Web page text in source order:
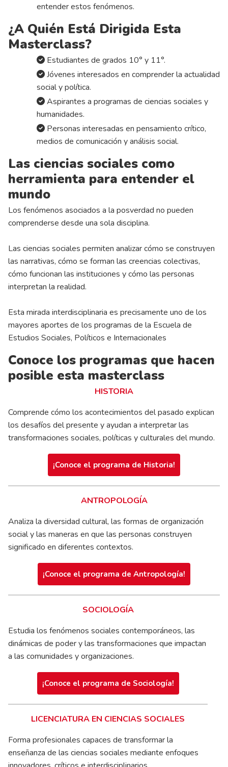
entender estos fenómenos.
¿A Quién Está Dirigida Esta
Masterclass?
Estudiantes de grados 10° y 11°.
Jóvenes interesados en comprender la actualidad
social y política.
Aspirantes a programas de ciencias sociales y
humanidades.
Personas interesadas en pensamiento crítico,
medios de comunicación y análisis social.
Las ciencias sociales como
herramienta para entender el
mundo
Los fenómenos asociados a la posverdad no pueden
comprenderse desde una sola disciplina.
Las ciencias sociales permiten analizar cómo se construyen
las narrativas, cómo se forman las creencias colectivas,
cómo funcionan las instituciones y cómo las personas
interpretan la realidad.
Esta mirada interdisciplinaria es precisamente uno de los
mayores aportes de los programas de la Escuela de
Estudios Sociales, Políticos e Internacionales
Conoce los programas que hacen
posible esta masterclass
HISTORIA
Comprende cómo los acontecimientos del pasado explican
los desafíos del presente y ayudan a interpretar las
transformaciones sociales, políticas y culturales del mundo.
¡Conoce el programa de Historia!
ANTROPOLOGÍA
Analiza la diversidad cultural, las formas de organización
social y las maneras en que las personas construyen
significado en diferentes contextos.
¡Conoce el programa de Antropología!
SOCIOLOGÍA
Estudia los fenómenos sociales contemporáneos, las
dinámicas de poder y las transformaciones que impactan
a las comunidades y organizaciones.
¡Conoce el programa de Sociología!
LICENCIATURA EN CIENCIAS SOCIALES
Forma profesionales capaces de transformar la
enseñanza de las ciencias sociales mediante enfoques